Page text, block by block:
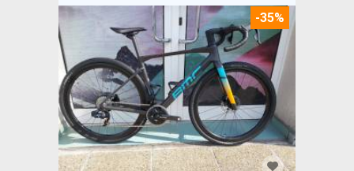
-35%